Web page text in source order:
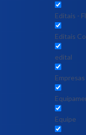
Editais -
Editais
edital
Equipe